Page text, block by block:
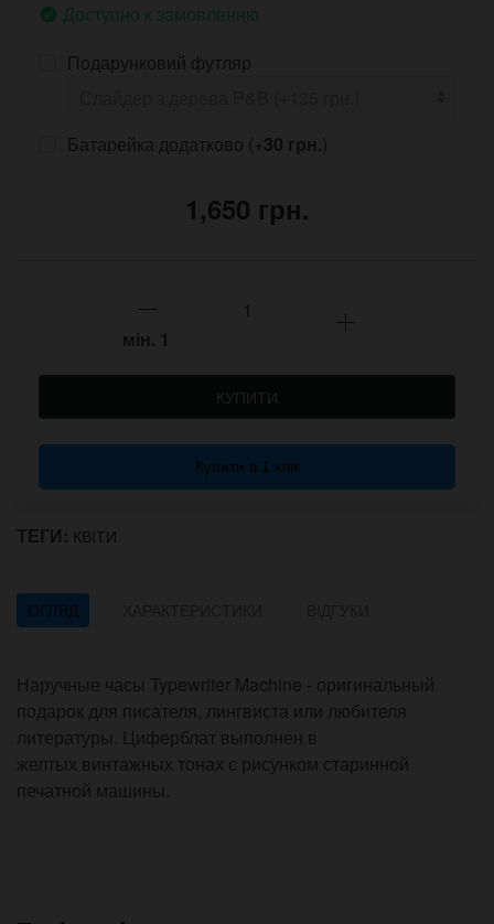
Доступно к замовленню
Подарунковий футляр
Батарейка додатково (+30 грн.)
1,650 грн.
мін. 1
КУПИТИ
Купити в 1 клік
ТЕГИ: КВІТИ
ОГЛЯД
Наручные часы Typewriter Machine - оригинальный
подарок для писателя, лингвиста или любителя
литературы. Циферблат выполнен в
желтых винтажных тонах с рисунком старинной
печатной машины.